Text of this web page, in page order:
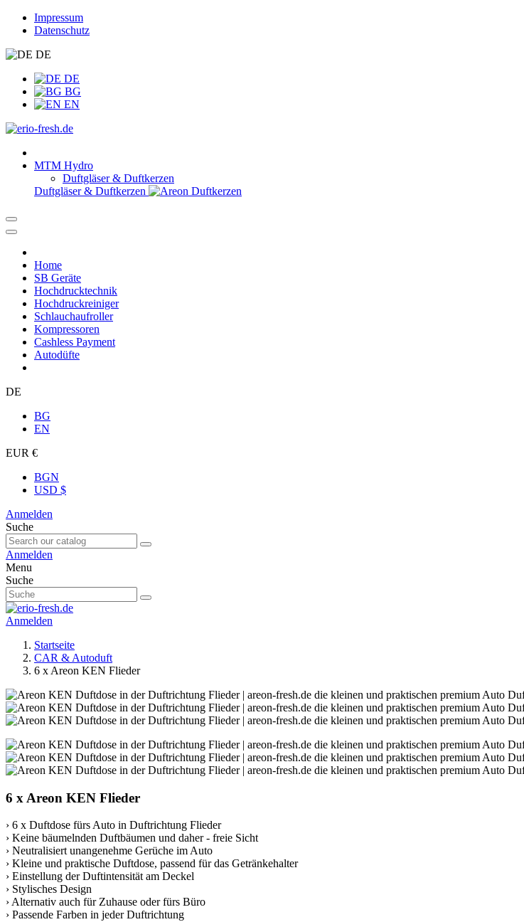
Impressum
Datenschutz
DE
DE
BG
EN
MTM Hydro
Duftgläser & Duftkerzen
Duftgläser & Duftkerzen
Home
SB Geräte
Hochdrucktechnik
Hochdruckreiniger
Schlauchaufroller
Kompressoren
Cashless Payment
Autodüfte
DE
BG
EN
EUR €
BGN
USD $
Anmelden
Suche
Anmelden
Menu
Suche
Anmelden
Startseite
CAR & Autoduft
6 x Areon KEN Flieder
6 x Areon KEN Flieder
› 6 x Duftdose fürs Auto in Duftrichtung Flieder
› Keine bäumelnden Duftbäumen und daher - freie Sicht
› Neutralisiert unangenehme Gerüche im Auto
› Kleine und praktische Duftdose, passend für das Getränkehalter
› Einstellung der Duftintensität am Deckel
› Stylisches Design
› Alternativ auch für Zuhause oder fürs Büro
› Passende Farben in jeder Duftrichtung